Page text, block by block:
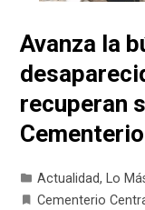
Avanza la
recuperan
Actualidad, Lo
Cementerio